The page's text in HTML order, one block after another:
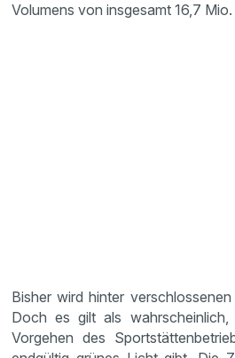
Volumens von insgesamt 16,7 Mio.
Bisher wird hinter
Doch es gilt als
Vorgehen des